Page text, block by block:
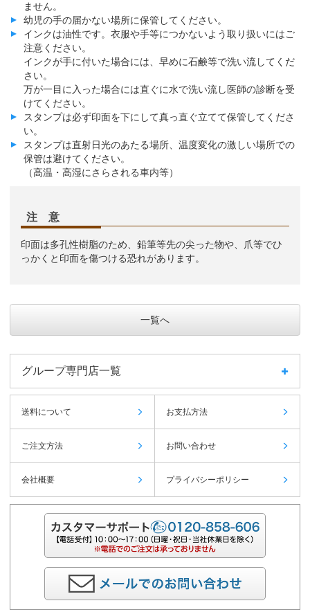
ません。
幼児の手の届かない場所に保管してください。
インクは油性です。衣服や手等につかないよう取り扱いにはご
注意ください。
インクが手に付いた場合には、早めに石鹸等で洗い流してくだ
さい。
万が一目に入った場合には直ぐに水で洗い流し医師の診断を受
けてください。
スタンプは必ず印面を下にして真っ直ぐ立てて保管してくださ
い。
スタンプは直射日光のあたる場所、温度変化の激しい場所での
保管は避けてください。
（高温・高湿にさらされる車内等）
注 意
印面は多孔性樹脂のため、鉛筆等先の尖った物や、爪等でひ
っかくと印面を傷つける恐れがあります。
一覧へ
グループ専門店一覧
送料について お支払方法
ご注文方法 お問い合わせ
会社概要 プライバシーポリシー